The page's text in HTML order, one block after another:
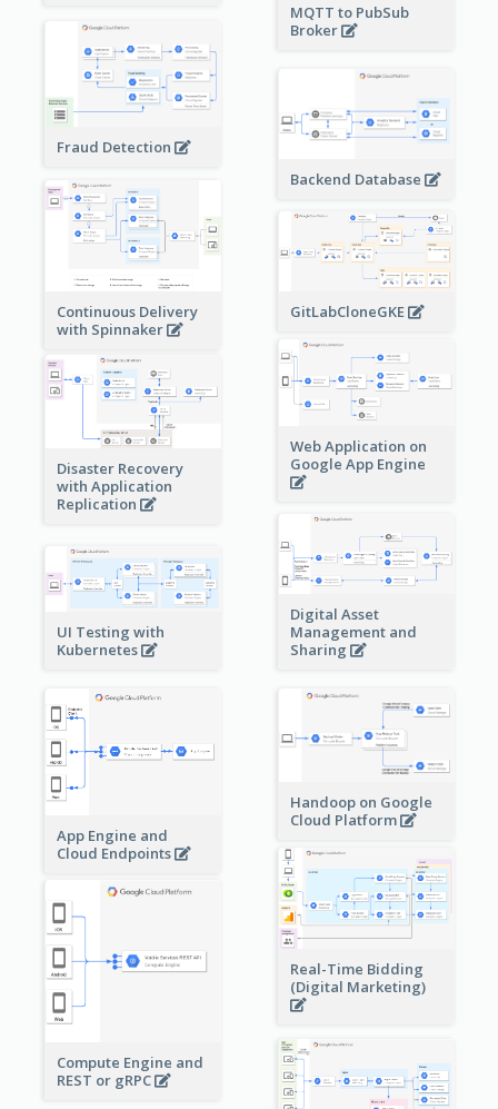
MQTT to PubSub
Broker
Fraud Detection
Backend Database
Continuous Delivery
with Spinnaker
GitLabCloneGKE
Web Application on
Google App Engine
Disaster Recovery
with Application
Replication
Digital Asset
Management and
Sharing
UI Testing with
Kubernetes
App Engine and
Cloud Endpoints
Handoop on Google
Cloud Platform
Real-Time Bidding
(Digital Marketing)
Compute Engine and
REST or gRPC